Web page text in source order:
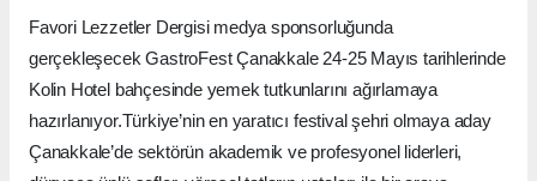
Favori Lezzetler Dergisi medya sponsorluğunda
gerçekleşecek GastroFest Çanakkale 24-25 Mayıs tarihlerinde
Kolin Hotel bahçesinde yemek tutkunlarını ağırlamaya
hazırlanıyor.Türkiye’nin en yaratıcı festival şehri olmaya aday
Çanakkale’de sektörün akademik ve profesyonel liderleri,